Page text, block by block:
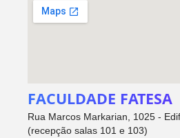
FACULDADE FATESA
Rua Marcos Markarian, 1025 -
(recepção salas 101 e 103)